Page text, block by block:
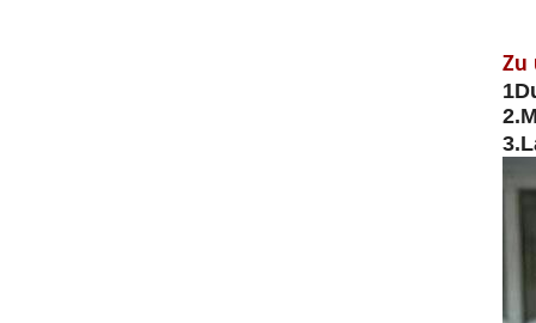
Zu
2.
3.